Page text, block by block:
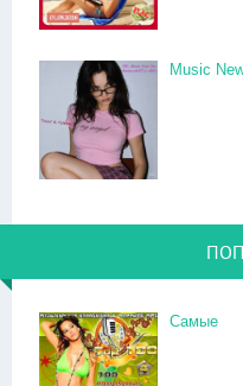
Music
Самые